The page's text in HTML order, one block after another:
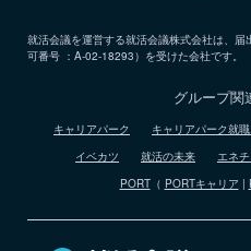
就活会議を運営する就活会議株式会社は、
可番号 ：A-02-18293）を受けた会社です。